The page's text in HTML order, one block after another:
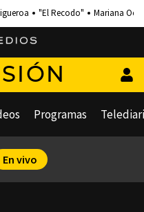
"El Recodo" Mariana
Programas
En vivo